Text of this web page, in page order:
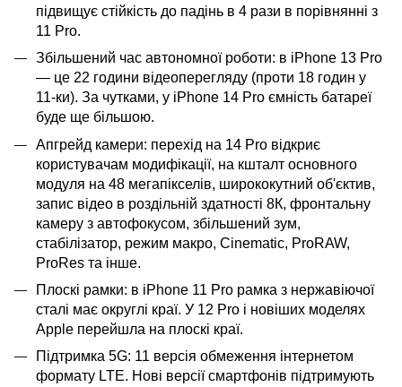
підвищує стійкість до падінь в 4 рази в порівнянні з
11 Pro.
Збільшений час автономної роботи: в iPhone 13 Pro
— це 22 години відеоперегляду (проти 18 годин у
11-ки). За чутками, у iPhone 14 Pro ємність батареї
буде ще більшою.
Апгрейд камери: перехід на 14 Pro відкриє
користувачам модифікації, на кшталт основного
модуля на 48 мегапікселів, ширококутний об'єктив,
запис відео в роздільній здатності 8К, фронтальну
камеру з автофокусом, збільшений зум,
стабілізатор, режим макро, Cinematic, ProRAW,
ProRes та інше.
Плоскі рамки: в iPhone 11 Pro рамка з нержавіючої
сталі має округлі краї. У 12 Pro і новіших моделях
Apple перейшла на плоскі краї.
Підтримка 5G: 11 версія обмеження інтернетом
формату LTE. Нові версії смартфонів підтримують